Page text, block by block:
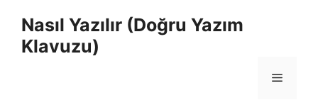
Nasıl Yazılır (Doğru Yazım
Klavuzu)
Menü